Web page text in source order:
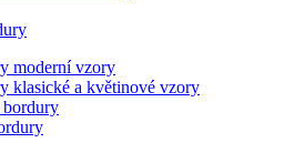
moderní vzory
klasické a květinové vzory
bordury